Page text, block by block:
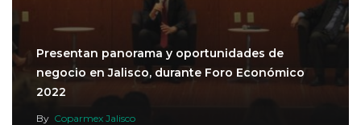
Presentan panorama y oportunidades de
negocio en Jalisco, durante Foro Económico
2022
By Coparmex Jalisco